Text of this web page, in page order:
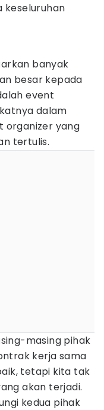
keseluruhan
banyak
besar kepada
event
dalam
organizer yang
tertulis.
masing pihak
kerja sama
tetapi kita tak
akan terjadi.
kedua pihak